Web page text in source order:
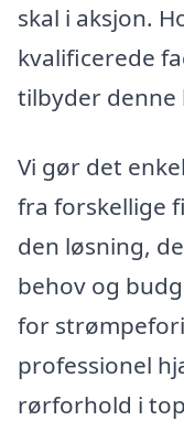
skal i aksjon.
kvalificerede
tilbyder denne
Vi gør det
fra forskellige
den løsning,
behov og
for
professionel
rørforhold i